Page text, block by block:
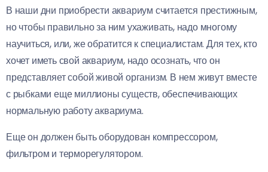
В наши дни приобрести аквариум считается престижным,
но чтобы правильно за ним ухаживать, надо многому
научиться, или, же обратится к специалистам. Для тех, кто
хочет иметь свой аквариум, надо осознать, что он
представляет собой живой организм. В нем живут вместе
с рыбками еще миллионы существ, обеспечивающих
нормальную работу аквариума.
Еще он должен быть оборудован компрессором,
фильтром и терморегулятором.